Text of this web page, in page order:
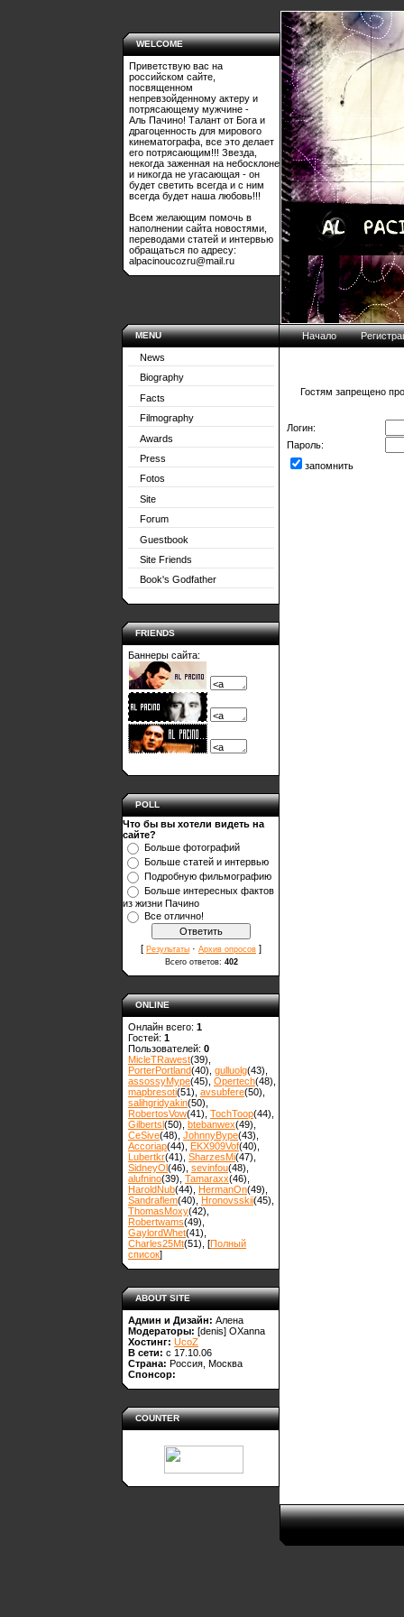
WELCOME
Приветствую вас на
российском сайте,
посвященном
непревзойденному актеру и
потрясающему мужчине -
Аль Пачино! Талант от Бога и
драгоценность для мирового
кинематографа, все это делает
его потрясающим!!! Звезда,
некогда заженная на небосклоне
и никогда не угасающая - он
будет светить всегда и с ним
всегда будет наша любовь!!!
Всем желающим помочь в
наполнении сайта новостями,
переводами статей и интервью
обращаться по адресу:
alpacinoucozru@mail.ru
MENU
News
Biography
Facts
Filmography
Awards
Press
Fotos
Site
Forum
Guestbook
Site Friends
Book's Godfather
FRIENDS
Баннеры сайта:
POLL
Что бы вы хотели видеть на
сайте?
Больше фотографий
Больше статей и интервью
Подробную фильмографию
Больше интересных фактов
из жизни Пачино
Все отлично!
[ Результаты · Архив опросов ]
Всего ответов: 402
ONLINE
Онлайн всего: 1
Гостей: 1
Пользователей: 0
MicleTRawest(39)
PorterPortland(40) gulluolg(43)
assossyMype(45) Opertech(48)
mapbresoti(51) avsubfere(50)
salihgridyakin(50)
RobertosVow(41) TochToop(44)
Gilbertsl(50) btebanwex(49)
CeSive(48) JohnnyBype(43)
Accoriap(44) EKX909Vof(40)
Lubertkr(41) SharzesMi(47)
SidneyOl(46) sevinfou(48)
alufnino(39) Tamaraxx(46)
HaroldNub(44) HermanOn(49)
Sandraflem(40) Hronovsskii(45)
ThomasMoxy(42)
Robertwams(49)
GaylordWhet(41)
Charles25Mt(51) , [Полный
список]
ABOUT SITE
Админ и Дизайн: Алена
Модераторы: [denis] OXanna
Хостинг: UcoZ
В сети: с 17.10.06
Страна: Россия, Москва
Спонсор:
COUNTER
Начало
Гостям запрещено
Логин:
Пароль:
запомнить